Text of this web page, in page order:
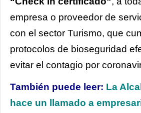
empresa o proveedor de
con el sector Turismo, que
protocolos de bioseguridad
evitar el contagio por
También puede leer: La
hace un llamado a